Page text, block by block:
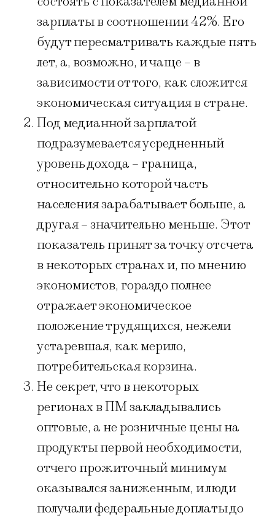
зарплаты в соотношении 42%. Его
будут пересматривать каждые пять
лет, а, возможно, и чаще – в
зависимости от того, как сложится
экономическая ситуация в стране.
Под медианной зарплатой
подразумевается усредненный
уровень дохода – граница,
относительно которой часть
населения зарабатывает больше, а
другая – значительно меньше. Этот
показатель принят за точку отсчета
в некоторых странах и, по мнению
экономистов, гораздо полнее
отражает экономическое
положение трудящихся, нежели
устаревшая, как мерило,
потребительская корзина.
Не секрет, что в некоторых
регионах в ПМ закладывались
оптовые, а не розничные цены на
продукты первой необходимости,
отчего прожиточный минимум
оказывался заниженным, и люди
получали федеральные доплаты до